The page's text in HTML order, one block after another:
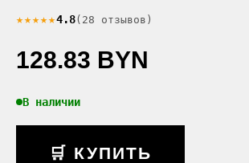
★★★★★4.8(28 отзывов)
128.83 BYN
В наличии
🛒 КУПИТЬ